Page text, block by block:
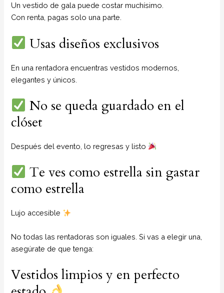
Un vestido de gala puede costar muchísimo.
Con renta, pagas solo una parte.
Usas diseños exclusivos
En una rentadora encuentras vestidos modernos,
elegantes y únicos.
No se queda guardado en el
clóset
Después del evento, lo regresas y listo
Te ves como estrella sin gastar
como estrella
Lujo accesible
No todas las rentadoras son iguales. Si vas a elegir una,
asegúrate de que tenga:
Vestidos limpios y en perfecto